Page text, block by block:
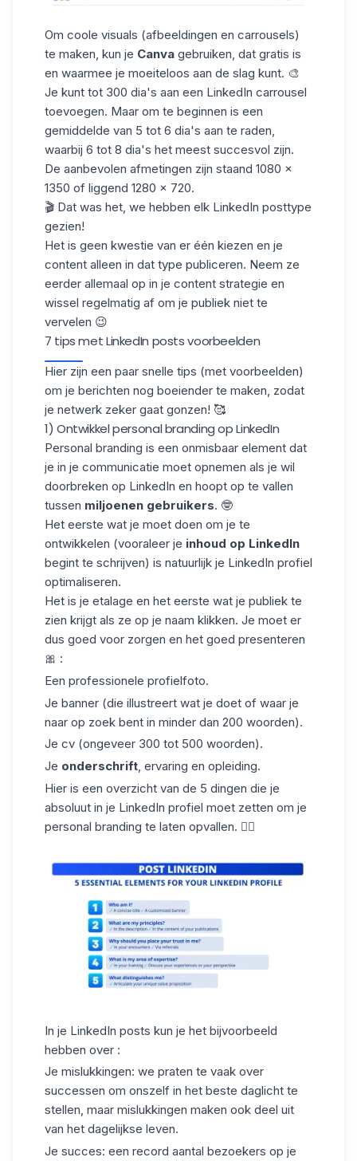
Om coole visuals (afbeeldingen en carrousels)
te maken, kun je Canva gebruiken, dat gratis is
en waarmee je moeiteloos aan de slag kunt. 🎨
Je kunt tot 300 dia's aan een LinkedIn carrousel
toevoegen. Maar om te beginnen is een
gemiddelde van 5 tot 6 dia's aan te raden,
waarbij 6 tot 8 dia's het meest succesvol zijn.
De aanbevolen afmetingen zijn staand 1080 x
1350 of liggend 1280 x 720.
🎬 Dat was het, we hebben elk LinkedIn posttype
gezien!
Het is geen kwestie van er één kiezen en je
content alleen in dat type publiceren. Neem ze
eerder allemaal op in je content strategie en
wissel regelmatig af om je publiek niet te
vervelen 😉
7 tips met LinkedIn posts voorbeelden
Hier zijn een paar snelle tips (met voorbeelden)
om je berichten nog boeiender te maken, zodat
je netwerk zeker gaat gonzen! 🥰
1) Ontwikkel personal branding op LinkedIn
Personal branding is een onmisbaar element dat
je in je communicatie moet opnemen als je wil
doorbreken op LinkedIn en hoopt op te vallen
tussen miljoenen gebruikers. 🤓
Het eerste wat je moet doen om je te
ontwikkelen (vooraleer je inhoud op LinkedIn
begint te schrijven) is natuurlijk je LinkedIn profiel
optimaliseren.
Het is je etalage en het eerste wat je publiek te
zien krijgt als ze op je naam klikken. Je moet er
dus goed voor zorgen en het goed presenteren
🎀 :
Een professionele profielfoto.
Je banner (die illustreert wat je doet of waar je
naar op zoek bent in minder dan 200 woorden).
Je cv (ongeveer 300 tot 500 woorden).
Je onderschrift, ervaring en opleiding.
Hier is een overzicht van de 5 dingen die je
absoluut in je LinkedIn profiel moet zetten om je
personal branding te laten opvallen. 👇🏼
In je LinkedIn posts kun je het bijvoorbeeld
hebben over :
Je mislukkingen: we praten te vaak over
successen om onszelf in het beste daglicht te
stellen, maar mislukkingen maken ook deel uit
van het dagelijkse leven.
Je succes: een record aantal bezoekers op je